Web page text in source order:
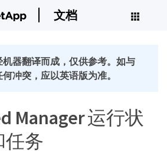
文档
器翻译而成，仅供参考。如与
冲突，应以英语版为准。
Manager 运行状
任务